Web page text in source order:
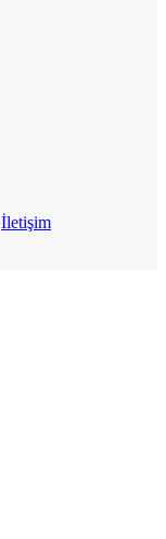
İletişim